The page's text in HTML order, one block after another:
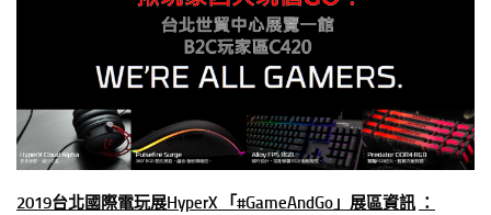
2019台北國際電玩展HyperX 「#GameAndGo 」展區資訊 ：